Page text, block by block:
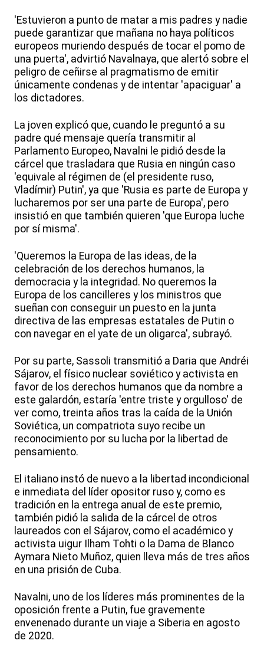
'Estuvieron a punto de matar a mis padres y nadie
puede garantizar que mañana no haya políticos
europeos muriendo después de tocar el pomo de
una puerta', advirtió Navalnaya, que alertó sobre el
peligro de ceñirse al pragmatismo de emitir
únicamente condenas y de intentar 'apaciguar' a
los dictadores.
La joven explicó que, cuando le preguntó a su
padre qué mensaje quería transmitir al
Parlamento Europeo, Navalni le pidió desde la
cárcel que trasladara que Rusia en ningún caso
'equivale al régimen de (el presidente ruso,
Vladímir) Putin', ya que 'Rusia es parte de Europa y
lucharemos por ser una parte de Europa', pero
insistió en que también quieren 'que Europa luche
por sí misma'.
'Queremos la Europa de las ideas, de la
celebración de los derechos humanos, la
democracia y la integridad. No queremos la
Europa de los cancilleres y los ministros que
sueñan con conseguir un puesto en la junta
directiva de las empresas estatales de Putin o
con navegar en el yate de un oligarca', subrayó.
Por su parte, Sassoli transmitió a Daria que Andréi
Sájarov, el físico nuclear soviético y activista en
favor de los derechos humanos que da nombre a
este galardón, estaría 'entre triste y orgulloso' de
ver como, treinta años tras la caída de la Unión
Soviética, un compatriota suyo recibe un
reconocimiento por su lucha por la libertad de
pensamiento.
El italiano instó de nuevo a la libertad incondicional
e inmediata del líder opositor ruso y, como es
tradición en la entrega anual de este premio,
también pidió la salida de la cárcel de otros
laureados con el Sájarov, como el académico y
activista uigur Ilham Tohti o la Dama de Blanco
Aymara Nieto Muñoz, quien lleva más de tres años
en una prisión de Cuba.
Navalni, uno de los líderes más prominentes de la
oposición frente a Putin, fue gravemente
envenenado durante un viaje a Siberia en agosto
de 2020.